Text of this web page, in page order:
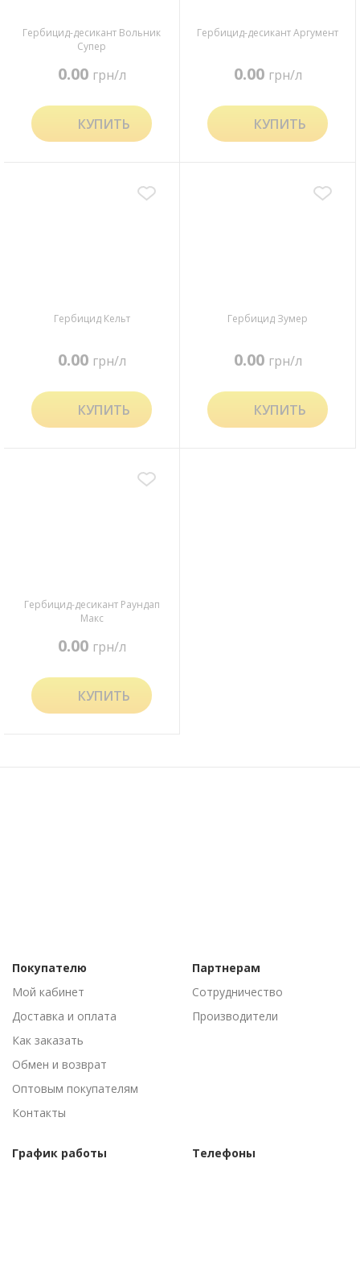
Гербицид-десикант Вольник
Супер
0.00 грн/л
КУПИТЬ
Гербицид-десикант Аргумент
0.00 грн/л
КУПИТЬ
Гербицид Кельт
0.00 грн/л
КУПИТЬ
Гербицид Зумер
0.00 грн/л
КУПИТЬ
Гербицид-десикант Раундап
Макс
0.00 грн/л
КУПИТЬ
Покупателю
Мой кабинет
Доставка и оплата
Как заказать
Обмен и возврат
Оптовым покупателям
Контакты
Партнерам
Сотрудничество
Производители
График работы
Телефоны